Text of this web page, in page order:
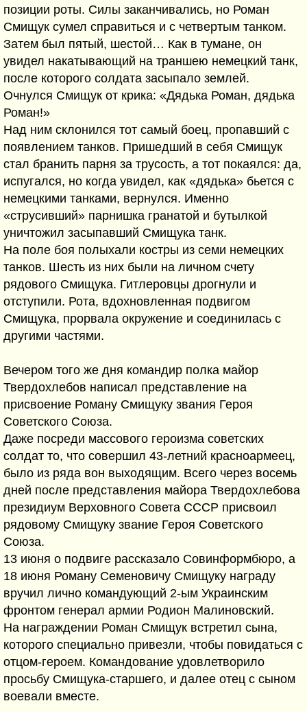
позиции роты. Силы заканчивались, но Роман
Смищук сумел справиться и с четвертым танком.
Затем был пятый, шестой… Как в тумане, он
увидел накатывающий на траншею немецкий танк,
после которого солдата засыпало землей.
Очнулся Смищук от крика: «Дядька Роман, дядька
Роман!»
Над ним склонился тот самый боец, пропавший с
появлением танков. Пришедший в себя Смищук
стал бранить парня за трусость, а тот покаялся: да,
испугался, но когда увидел, как «дядька» бьется с
немецкими танками, вернулся. Именно
«струсивший» парнишка гранатой и бутылкой
уничтожил засыпавший Смищука танк.
На поле боя полыхали костры из семи немецких
танков. Шесть из них были на личном счету
рядового Смищука. Гитлеровцы дрогнули и
отступили. Рота, вдохновленная подвигом
Смищука, прорвала окружение и соединилась с
другими частями.
Вечером того же дня командир полка майор
Твердохлебов написал представление на
присвоение Роману Смищуку звания Героя
Советского Союза.
Даже посреди массового героизма советских
солдат то, что совершил 43-летний красноармеец,
было из ряда вон выходящим. Всего через восемь
дней после представления майора Твердохлебова
президиум Верховного Совета СССР присвоил
рядовому Смищуку звание Героя Советского
Союза.
13 июня о подвиге рассказало Совинформбюро, а
18 июня Роману Семеновичу Смищуку награду
вручил лично командующий 2-ым Украинским
фронтом генерал армии Родион Малиновский.
На награждении Роман Смищук встретил сына,
которого специально привезли, чтобы повидаться с
отцом-героем. Командование удовлетворило
просьбу Смищука-старшего, и далее отец с сыном
воевали вместе.